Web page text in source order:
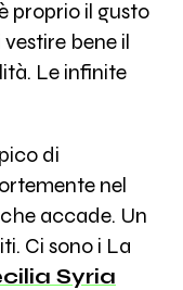
proprio il gusto
bene il
Le infinite
di
nel
accade. Un
Ci sono i La
Syria